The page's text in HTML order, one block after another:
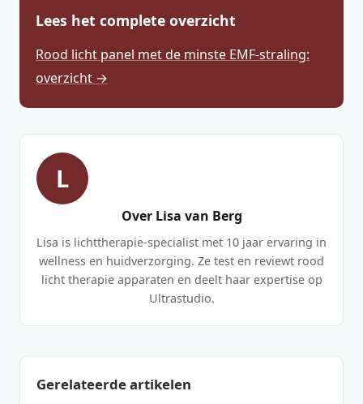
Lees het complete overzicht
Rood licht panel met de minste EMF-straling:
overzicht →
L
Over Lisa van Berg
Lisa is lichttherapie-specialist met 10 jaar ervaring in
wellness en huidverzorging. Ze test en reviewt rood
licht therapie apparaten en deelt haar expertise op
Ultrastudio.
Gerelateerde artikelen